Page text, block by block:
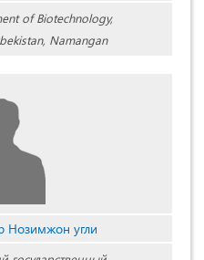
of Biotechnology,
Namangan
Нозимжон угли